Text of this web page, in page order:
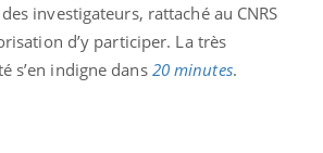
investigateurs, rattaché au CNRS
d’y participer. La très
s’en indigne dans 20 minutes.